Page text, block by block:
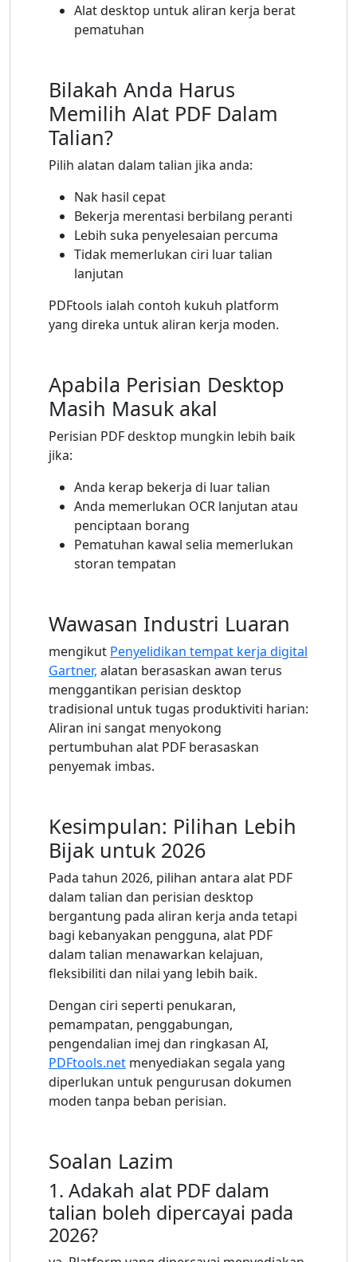
Alat desktop untuk aliran kerja berat
pematuhan
Bilakah Anda Harus
Memilih Alat PDF Dalam
Talian?
Pilih alatan dalam talian jika anda:
Nak hasil cepat
Bekerja merentasi berbilang peranti
Lebih suka penyelesaian percuma
Tidak memerlukan ciri luar talian
lanjutan
PDFtools ialah contoh kukuh platform
yang direka untuk aliran kerja moden.
Apabila Perisian Desktop
Masih Masuk akal
Perisian PDF desktop mungkin lebih baik
jika:
Anda kerap bekerja di luar talian
Anda memerlukan OCR lanjutan atau
penciptaan borang
Pematuhan kawal selia memerlukan
storan tempatan
Wawasan Industri Luaran
mengikut Penyelidikan tempat kerja digital
Gartner, alatan berasaskan awan terus
menggantikan perisian desktop
tradisional untuk tugas produktiviti harian:
Aliran ini sangat menyokong
pertumbuhan alat PDF berasaskan
penyemak imbas.
Kesimpulan: Pilihan Lebih
Bijak untuk 2026
Pada tahun 2026, pilihan antara alat PDF
dalam talian dan perisian desktop
bergantung pada aliran kerja anda tetapi
bagi kebanyakan pengguna, alat PDF
dalam talian menawarkan kelajuan,
fleksibiliti dan nilai yang lebih baik.
Dengan ciri seperti penukaran,
pemampatan, penggabungan,
pengendalian imej dan ringkasan AI,
PDFtools.net menyediakan segala yang
diperlukan untuk pengurusan dokumen
moden tanpa beban perisian.
Soalan Lazim
1. Adakah alat PDF dalam
talian boleh dipercayai pada
2026?